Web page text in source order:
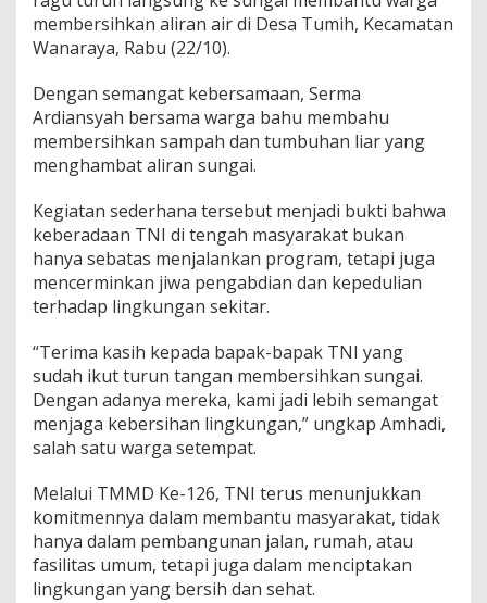
membersihkan aliran air di Desa Tumih, Kecamatan
Wanaraya, Rabu (22/10).
Dengan semangat kebersamaan, Serma
Ardiansyah bersama warga bahu membahu
membersihkan sampah dan tumbuhan liar yang
menghambat aliran sungai.
Kegiatan sederhana tersebut menjadi bukti bahwa
keberadaan TNI di tengah masyarakat bukan
hanya sebatas menjalankan program, tetapi juga
mencerminkan jiwa pengabdian dan kepedulian
terhadap lingkungan sekitar.
“Terima kasih kepada bapak-bapak TNI yang
sudah ikut turun tangan membersihkan sungai.
Dengan adanya mereka, kami jadi lebih semangat
menjaga kebersihan lingkungan,” ungkap Amhadi,
salah satu warga setempat.
Melalui TMMD Ke-126, TNI terus menunjukkan
komitmennya dalam membantu masyarakat, tidak
hanya dalam pembangunan jalan, rumah, atau
fasilitas umum, tetapi juga dalam menciptakan
lingkungan yang bersih dan sehat.